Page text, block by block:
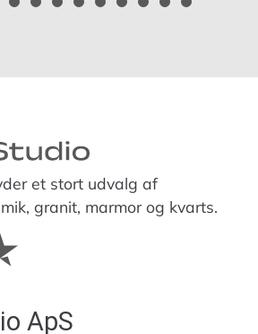
et stort udvalg af
granit, marmor og kvarts.
ApS